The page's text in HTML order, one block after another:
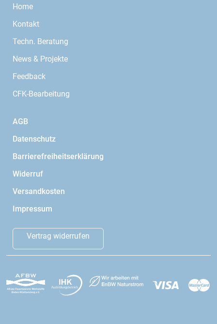
Home
Kontakt
Techn. Beratung
News & Projekte
Feedback
CFK-Bearbeitung
AGB
Datenschutz
Barrierefreiheitserklärung
Widerruf
Versandkosten
Impressum
Vertrag widerrufen